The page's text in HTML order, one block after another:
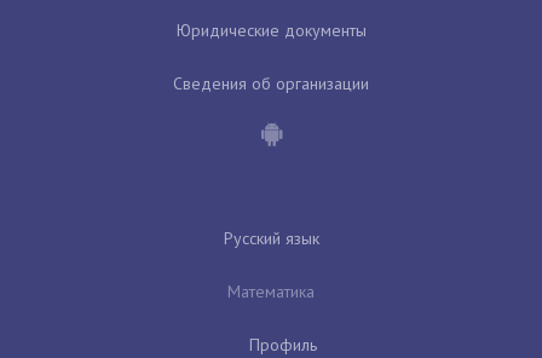
Юридические документы
Сведения об организации
Русский язык
Математика
Профиль